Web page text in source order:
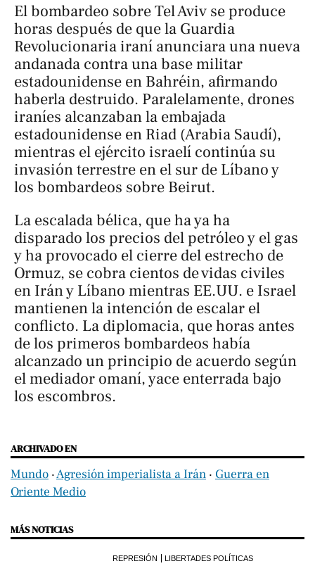
El bombardeo sobre Tel Aviv se produce
horas después de que la Guardia
Revolucionaria iraní anunciara una nueva
andanada contra una base militar
estadounidense en Bahréin, afirmando
haberla destruido. Paralelamente, drones
iraníes alcanzaban la embajada
estadounidense en Riad (Arabia Saudí),
mientras el ejército israelí continúa su
invasión terrestre en el sur de Líbano y
los bombardeos sobre Beirut.
La escalada bélica, que ha ya ha
disparado los precios del petróleo y el gas
y ha provocado el cierre del estrecho de
Ormuz, se cobra cientos de vidas civiles
en Irán y Líbano mientras EE.UU. e Israel
mantienen la intención de escalar el
conflicto. La diplomacia, que horas antes
de los primeros bombardeos había
alcanzado un principio de acuerdo según
el mediador omaní, yace enterrada bajo
los escombros.
ARCHIVADO EN
Mundo ‧Agresión imperialista a Irán ‧ Guerra en
Oriente Medio
MÁS NOTICIAS
REPRESIÓN LIBERTADES POLÍTICAS